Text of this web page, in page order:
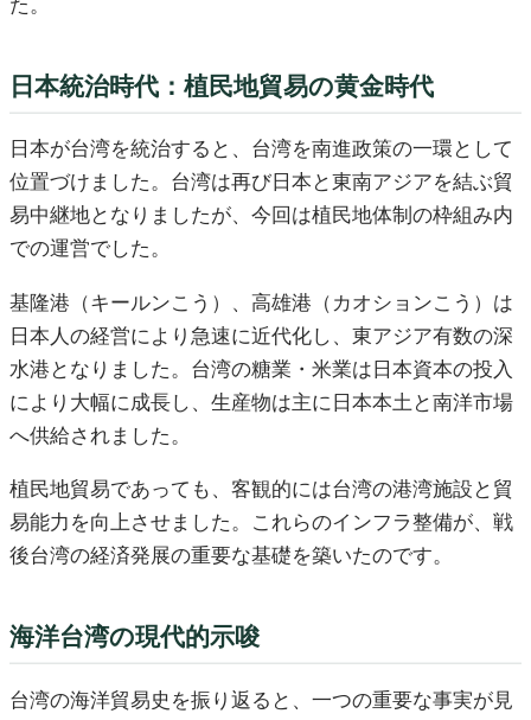
た。
日本統治時代：植民地貿易の黄金時代
日本が台湾を統治すると、台湾を南進政策の一環として
位置づけました。台湾は再び日本と東南アジアを結ぶ貿
易中継地となりましたが、今回は植民地体制の枠組み内
での運営でした。
基隆港（キールンこう）、高雄港（カオションこう）は
日本人の経営により急速に近代化し、東アジア有数の深
水港となりました。台湾の糖業・米業は日本資本の投入
により大幅に成長し、生産物は主に日本本土と南洋市場
へ供給されました。
植民地貿易であっても、客観的には台湾の港湾施設と貿
易能力を向上させました。これらのインフラ整備が、戦
後台湾の経済発展の重要な基礎を築いたのです。
海洋台湾の現代的示唆
台湾の海洋貿易史を振り返ると、一つの重要な事実が見